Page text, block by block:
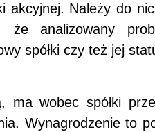
akcyjnej. Należy do
że analizowany
spółki czy też jej
ma wobec spółki
Wynagrodzenie to